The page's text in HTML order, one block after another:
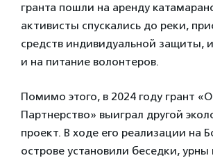
гранта пошли на аренду
активисты спускались до реки,
средств индивидуальной защиты,
и на питание волонтеров.
Помимо этого, в 2024 году грант
Партнерство» выиграл другой
проект. В ходе его реализации на
острове установили беседки,